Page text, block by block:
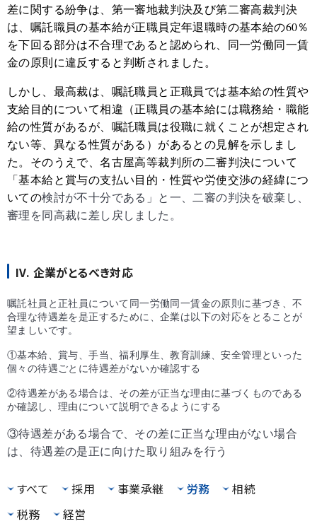
差に関する紛争は、第一審地裁判決及び第二審高裁判決
は、嘱託職員の基本給が正職員定年退職時の基本給の60％
を下回る部分は不合理であると認められ、同一労働同一賃
金の原則に違反すると判断されました。
しかし、最高裁は、嘱託職員と正職員では基本給の性質や
支給目的について相違（正職員の基本給には職務給・職能
給の性質があるが、嘱託職員は役職に就くことが想定され
ない等、異なる性質がある）があるとの見解を示しまし
た。そのうえで、名古屋高等裁判所の二審判決について
「基本給と賞与の支払い目的・性質や労使交渉の経緯につ
いての検討が不十分である」と一、二審の判決を破棄し、
審理を同高裁に差し戻しました。
IV. 企業がとるべき対応
嘱託社員と正社員について同一労働同一賃金の原則に基づき、不
合理な待遇差を是正するために、企業は以下の対応をとることが
望ましいです。
①基本給、賞与、手当、福利厚生、教育訓練、安全管理といった
個々の待遇ごとに待遇差がないか確認する
②待遇差がある場合は、その差が正当な理由に基づくものである
か確認し、理由について説明できるようにする
③待遇差がある場合で、その差に正当な理由がない場合
は、待遇差の是正に向けた取り組みを行う
すべて 採用 事業承継 労務
相続
税務
経営